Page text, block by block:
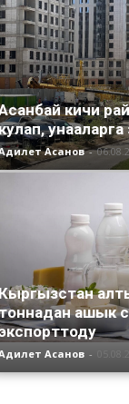
кичи
Асанов -
Кыргызстан
ашык
Асанов -